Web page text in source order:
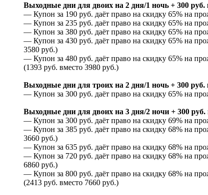
Выходные дни для двоих на 2 дня/1 ночь + 300 руб.
— Купон за 190 руб. даёт право на скидку 65% на
— Купон за 235 руб. даёт право на скидку 65% на
— Купон за 380 руб. даёт право на скидку 65% на
— Купон за 430 руб. даёт право на скидку 65% на
3580 руб.)
— Купон за 480 руб. даёт право на скидку 65% на
(1393 руб. вместо 3980 руб.)
Выходные дни для троих на 2 дня/1 ночь + 300 руб.
— Купон за 300 руб. даёт право на скидку 65% на
Выходные дни для двоих на 3 дня/2 ночи + 300 руб.
— Купон за 300 руб. даёт право на скидку 69% на
— Купон за 385 руб. даёт право на скидку 68% на
3660 руб.)
— Купон за 635 руб. даёт право на скидку 68% на
— Купон за 720 руб. даёт право на скидку 68% на
6860 руб.)
— Купон за 800 руб. даёт право на скидку 68% на
(2413 руб. вместо 7660 руб.)